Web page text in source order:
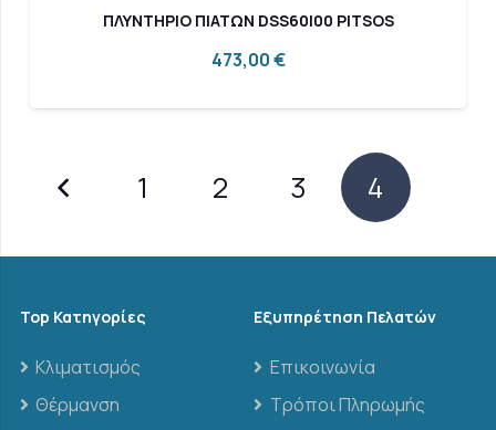
ΠΛΥΝΤΗΡΙΟ ΠΙΑΤΩΝ DSS60I00 PITSOS
473,00€
1 2 3 4
Top Κατηγορίες
Κλιματισμός
Θέρμανση
Εξυπηρέτηση Πελατών
Επικοινωνία
Τρόποι Πληρωμής